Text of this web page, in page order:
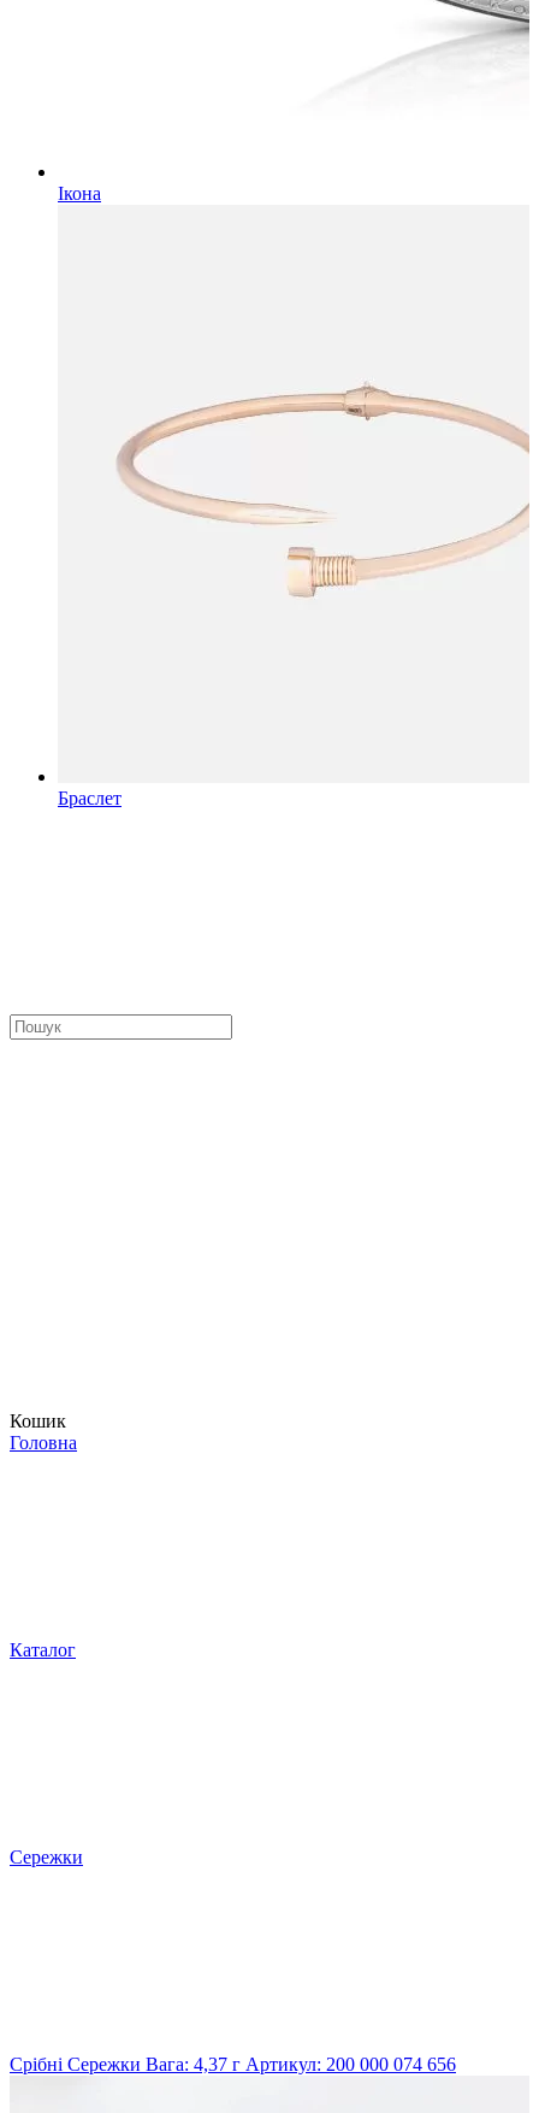
Ікона
Браслет
Кошик
Головна
Каталог
Сережки
Срібні Сережки Вага: 4,37 г Артикул: 200 000 074 656